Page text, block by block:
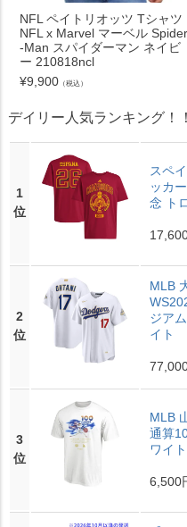
NFL ペイトリオッツ Tシャツ
NFL x Marvel マーベル Spider
-Man スパイダーマン ネイビ
ー 210818ncl
¥9,900 （税込）
デイリー人気ランキング！！
1
位
スペ
ッカ
念 ト
2
位
MLB
ジア
イト
3
位
MLB
通算
ワイト
6,500